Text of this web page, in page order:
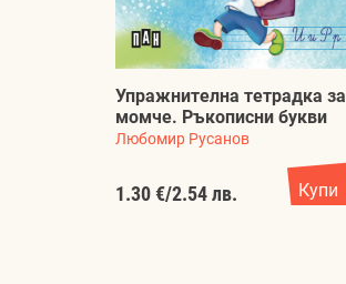
Упражнителна тетрадка за
момче. Ръкописни букви
Любомир Русанов
1.30 €/2.54 лв. Купи